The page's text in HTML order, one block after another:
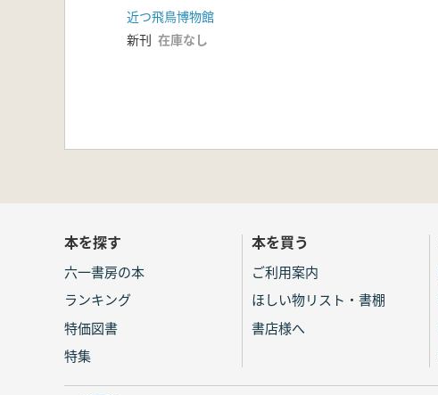
近つ飛鳥博物館
新刊 在庫なし
本を探す
六一書房の本
ランキング
特価図書
特集
本を買う
ご利用案内
ほしい物リスト・書棚
書店様へ